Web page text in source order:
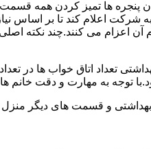
ها تمیز کردن همه
به شرکت اعلام کند تا بر
اعزام می کنند.چند نکته
تعداد اتاق خواب ها در
توجه به مهارت و دقت خانم
و قسمت های دیگر منزل